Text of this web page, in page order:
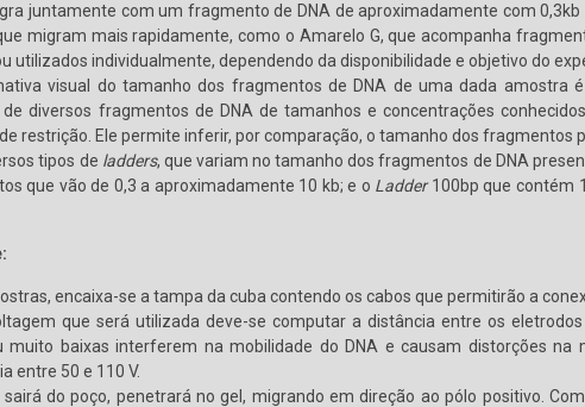
juntamente com um fragmento de DNA de aproximadamente com
migram mais rapidamente, como o Amarelo G, que acompanha
utilizados individualmente, dependendo da disponibilidade e objetivo do
visual do tamanho dos fragmentos de DNA de uma dada amostra
diversos fragmentos de DNA de tamanhos e concentrações
restrição. Ele permite inferir, por comparação, o tamanho dos fragmentos
tipos de ladders, que variam no tamanho dos fragmentos de DNA
que vão de 0,3 a aproximadamente 10 kb; e o Ladder100bp que contém
encaixa-se a tampa da cuba contendo os cabos que permitirão a
que será utilizada deve-se computar a distância entre os
muito baixas interferem na mobilidade do DNA e causam distorções
entre 50 e 110 V.
sairá do poço, penetrará no gel, migrando em direção ao pólo positivo.